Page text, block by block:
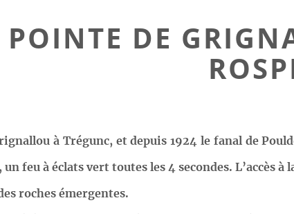
DE
à Trégunc, et depuis 1924 le fanal de
feu à éclats vert toutes les 4 secondes. L’accès
roches émergentes.